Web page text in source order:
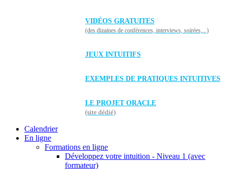
VIDÉOS GRATUITES
(des dizaines de conférences, interviews, soirées,...)
JEUX INTUITIFS
EXEMPLES DE PRATIQUES INTUITIVES
LE PROJET ORACLE
(site dédié)
Calendrier
En ligne
Formations en ligne
Développez votre intuition - Niveau 1 (avec
formateur)